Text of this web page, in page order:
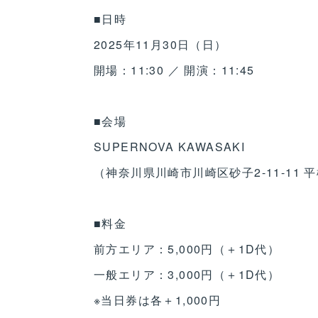
■日時
2025年11月30日（日）
開場：11:30 ／ 開演：11:45
■会場
SUPERNOVA KAWASAKI
（神奈川県川崎市川崎区砂子2-11-11 平
■料金
前方エリア：5,000円（＋1D代）
一般エリア：3,000円（＋1D代）
※当日券は各＋1,000円